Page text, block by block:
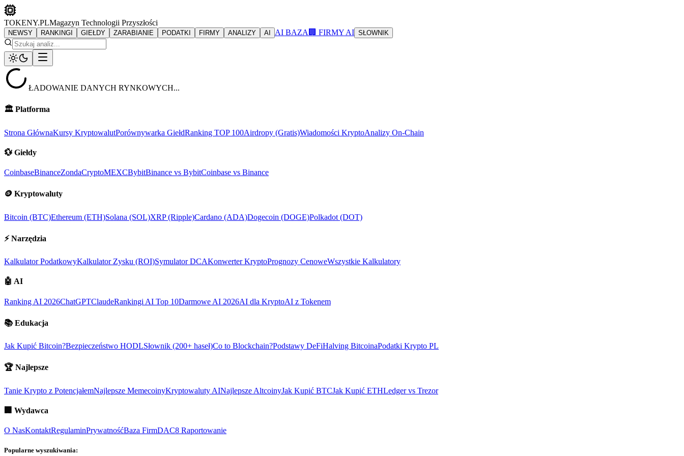
TOKENY.PLMagazyn Technologii Przyszłości
NEWSY RANKINGI GIEŁDY ZARABIANIE PODATKI FIRMY ANALIZY AI AI BAZA 🏢 FIRMY AI SŁOWNIK
ŁADOWANIE DANYCH RYNKOWYCH...
🏛️ Platforma
Strona GłównaKursy KryptowalutPorównywarka GiełdRanking TOP 100Airdropy (Gratis)Wiadomości KryptoAnalizy On-Chain
💱 Giełdy
CoinbaseBinanceZondaCryptoMEXCBybitBinance vs BybitCoinbase vs Binance
🪙 Kryptowaluty
Bitcoin (BTC)Ethereum (ETH)Solana (SOL)XRP (Ripple)Cardano (ADA)Dogecoin (DOGE)Polkadot (DOT)
⚡ Narzędzia
Kalkulator PodatkowyKalkulator Zysku (ROI)Symulator DCAKonwerter KryptoPrognozy CenoweWszystkie Kalkulatory
🤖 AI
Ranking AI 2026ChatGPTClaudeRankingi AI Top 10Darmowe AI 2026AI dla KryptoAI z Tokenem
📚 Edukacja
Jak Kupić Bitcoin?Bezpieczeństwo HODLSłownik (200+ haseł)Co to Blockchain?Podstawy DeFiHalving BitcoinaPodatki Krypto PL
🏆 Najlepsze
Tanie Krypto z PotencjałemNajlepsze MemecoinyKryptowaluty AINajlepsze AltcoinyJak Kupić BTCJak Kupić ETHLedger vs Trezor
🏢 Wydawca
O NasKontaktRegulaminPrywatnośćBaza FirmDAC8 Raportowanie
Popularne wyszukiwania: